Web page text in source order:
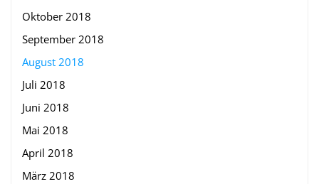
Oktober 2018
September 2018
August 2018
Juli 2018
Juni 2018
Mai 2018
April 2018
März 2018